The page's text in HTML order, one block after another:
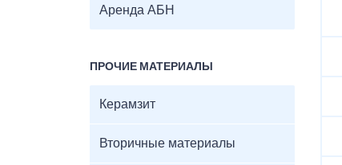
Аренда АБН
ПРОЧИЕ МАТЕРИАЛЫ
Керамзит
Вторичные материалы